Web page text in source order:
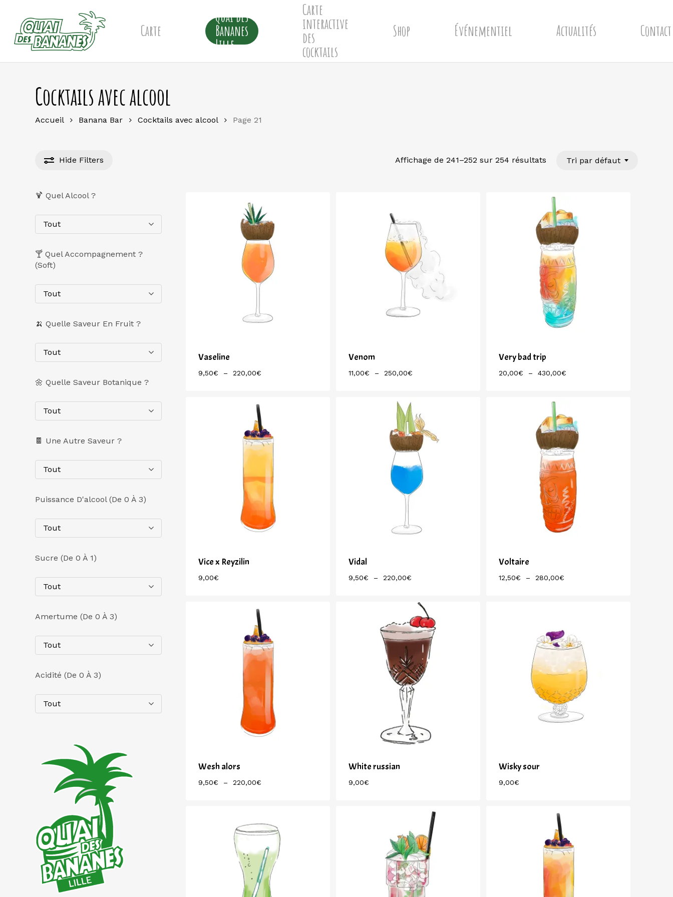
content
Carte
Quai des
Bananes
Lille
Carte
interactive
des
cocktails
Shop Événementiel Actualités Contact
Cocktails avec alcool
Accueil Banana Bar Cocktails avec alcool Page 21
Hide Filters Affichage de 241–252 sur 254 résultats Tri par défaut
🍹 Quel Alcool ?
Tout
🍸 Quel Accompagnement ?
(Soft)
Tout
🍌 Quelle Saveur En Fruit ?
Tout
🌼 Quelle Saveur Botanique ?
Tout
🍫 Une Autre Saveur ?
Tout
Puissance D'alcool (de 0 À 3)
Tout
Sucre (de 0 À 1)
Tout
Amertume (de 0 À 3)
Tout
Acidité (de 0 À 3)
Tout
Vaseline
9,50€ – 220,00€
220,00€
Venom
11,00€ – 250,00€Plage
250,00€
Very bad trip
20,00€ – 430,00€Plage
430,00€
Vice x Reyzilin
9,00€
9,00
Vidal
9,50€ – 220,00€Plage
9,50€
220,00€
Voltaire
12,50€ – 280,00€Plage
Wesh alors
9,50€ – 220,00€
220,00€
White russian
9,00€
9,00
Wisky sour
9,00€
9,00